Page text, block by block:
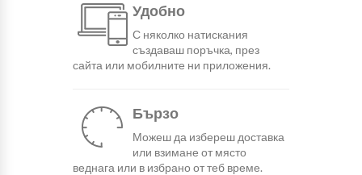
Удобно
С няколко натискания
създаваш поръчка, през
сайта или мобилните ни приложения.
Бързо
Можеш да избереш доставка
или взимане от място
веднага или в избрано от теб време.